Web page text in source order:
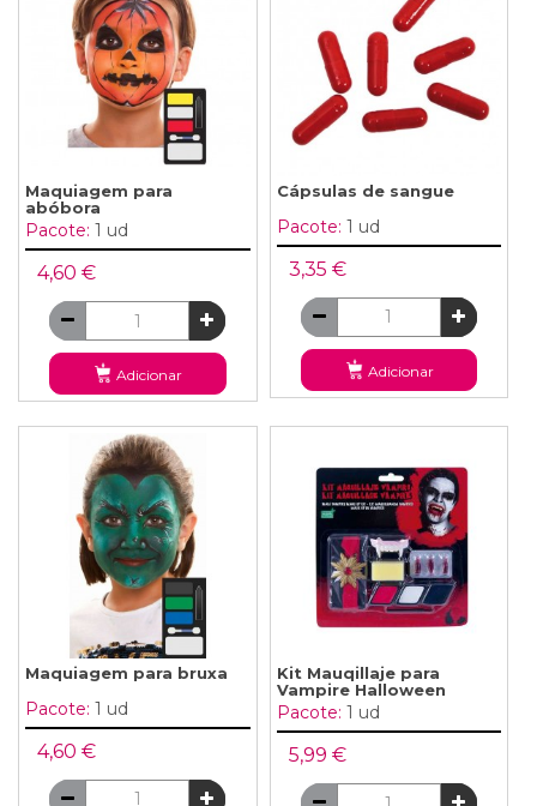
Maquiagem para
abóbora
Pacote: 1 ud
4,60 €
Adicionar
Cápsulas de sangue
Pacote: 1 ud
3,35 €
Adicionar
Maquiagem para bruxa
Pacote: 1 ud
4,60 €
Kit Mauqillaje para
Vampire Halloween
Pacote: 1 ud
5,99 €